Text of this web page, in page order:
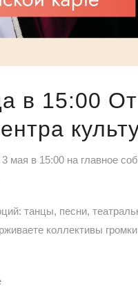
в 15:00
мая в 15:00 на главное
танцы, песни,
коллективы